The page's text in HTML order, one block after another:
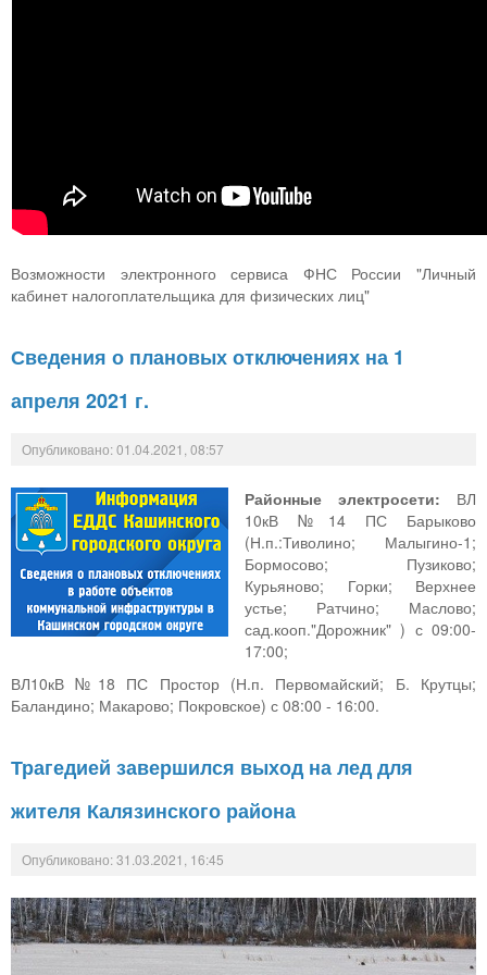
Возможности электронного сервиса ФНС России "Личный
кабинет налогоплательщика для физических лиц"
Сведения о плановых отключениях на 1
апреля 2021 г.
Опубликовано: 01.04.2021, 08:57
Районные электросети: ВЛ
10кВ №14 ПС Барыково
(Н.п.:Тиволино; Малыгино-1;
Бормосово; Пузиково;
Курьяново; Горки; Верхнее
устье; Ратчино; Маслово;
сад.кооп."Дорожник" ) с 09:00-
17:00;
ВЛ10кВ №18 ПС Простор (Н.п. Первомайский; Б. Крутцы;
Баландино; Макарово; Покровское) с 08:00 - 16:00.
Трагедией завершился выход на лед для
жителя Калязинского района
Опубликовано: 31.03.2021, 16:45